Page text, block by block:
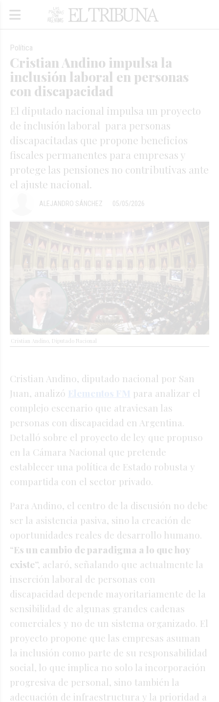
Cristian Andino impulsa la
inclusión laboral en personas
con discapacidad
El diputado nacional impulsa un proyecto
de inclusión laboral para personas
discapacitadas que propone beneficios
fiscales permanentes para empresas y
protege las pensiones no contributivas ante
el ajuste nacional.
Política
05/05/2026
ALEJANDRO SÁNCHEZ
Cristian Andino, Diputado Nacional
Cristian Andino, diputado nacional por San
Juan, analizó
para analizar el
complejo escenario que atraviesan las
personas con discapacidad en Argentina.
Detalló sobre el proyecto de ley que propuso
en la Cámara Nacional que pretende
establecer una política de Estado robusta y
compartida con el sector privado.
Para Andino, el centro de la discusión no debe
ser la asistencia pasiva, sino la creación de
oportunidades reales de desarrollo humano.
“Es un cambio de paradigma a lo que hoy
existe”, aclaró, señalando que actualmente la
inserción laboral de personas con
discapacidad depende mayoritariamente de la
sensibilidad de algunas grandes cadenas
comerciales y no de un sistema organizado. El
proyecto propone que las empresas asuman
la inclusión como parte de su responsabilidad
social, lo que implica no solo la incorporación
progresiva de personal, sino también la
adecuación de infraestructura y la prioridad a